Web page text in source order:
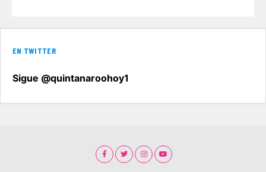
EN TWITTER
Sigue @quintanaroohoy1